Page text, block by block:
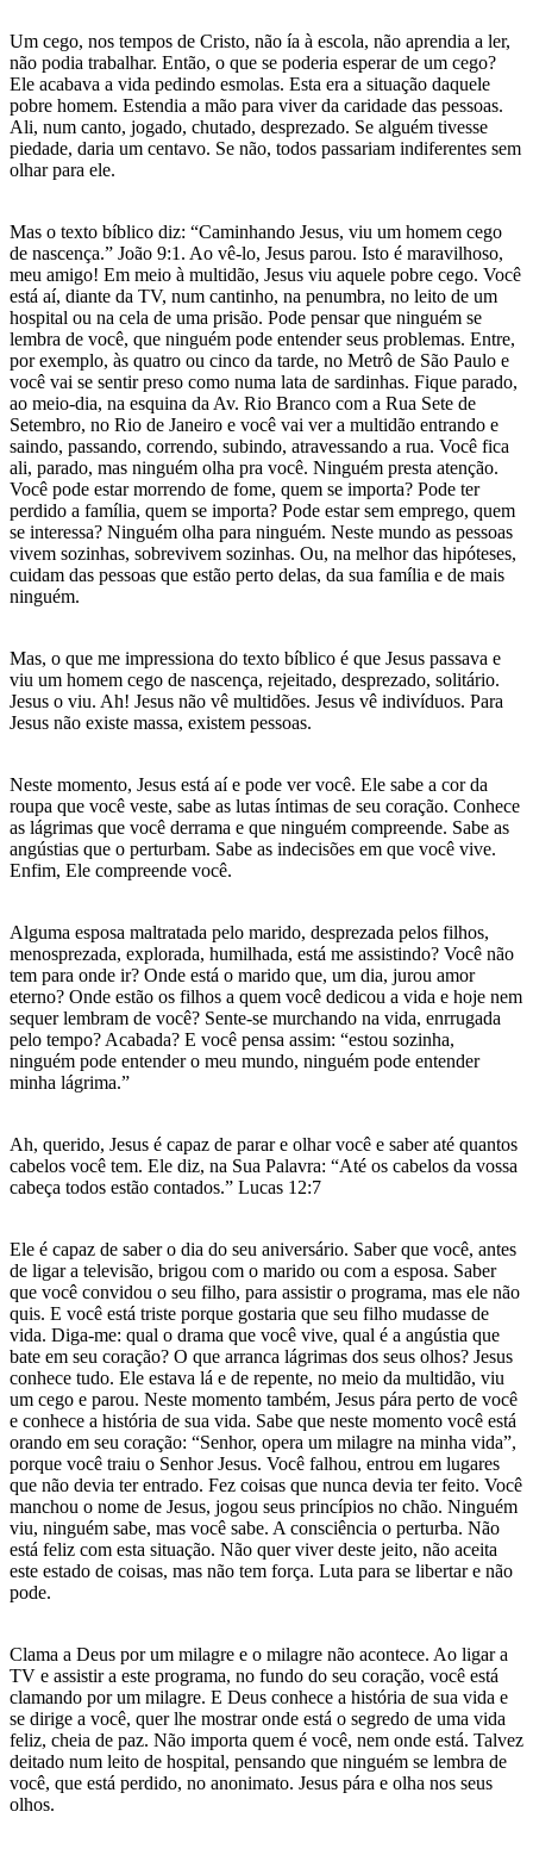
Um cego, nos tempos de Cristo, não ía à escola, não aprendia a ler,
não podia trabalhar. Então, o que se poderia esperar de um cego?
Ele acabava a vida pedindo esmolas. Esta era a situação daquele
pobre homem. Estendia a mão para viver da caridade das pessoas.
Ali, num canto, jogado, chutado, desprezado. Se alguém tivesse
piedade, daria um centavo. Se não, todos passariam indiferentes sem
olhar para ele.
Mas o texto bíblico diz: “Caminhando Jesus, viu um homem cego
de nascença.” João 9:1. Ao vê-lo, Jesus parou. Isto é maravilhoso,
meu amigo! Em meio à multidão, Jesus viu aquele pobre cego. Você
está aí, diante da TV, num cantinho, na penumbra, no leito de um
hospital ou na cela de uma prisão. Pode pensar que ninguém se
lembra de você, que ninguém pode entender seus problemas. Entre,
por exemplo, às quatro ou cinco da tarde, no Metrô de São Paulo e
você vai se sentir preso como numa lata de sardinhas. Fique parado,
ao meio-dia, na esquina da Av. Rio Branco com a Rua Sete de
Setembro, no Rio de Janeiro e você vai ver a multidão entrando e
saindo, passando, correndo, subindo, atravessando a rua. Você fica
ali, parado, mas ninguém olha pra você. Ninguém presta atenção.
Você pode estar morrendo de fome, quem se importa? Pode ter
perdido a família, quem se importa? Pode estar sem emprego, quem
se interessa? Ninguém olha para ninguém. Neste mundo as pessoas
vivem sozinhas, sobrevivem sozinhas. Ou, na melhor das hipóteses,
cuidam das pessoas que estão perto delas, da sua família e de mais
ninguém.
Mas, o que me impressiona do texto bíblico é que Jesus passava e
viu um homem cego de nascença, rejeitado, desprezado, solitário.
Jesus o viu. Ah! Jesus não vê multidões. Jesus vê indivíduos. Para
Jesus não existe massa, existem pessoas.
Neste momento, Jesus está aí e pode ver você. Ele sabe a cor da
roupa que você veste, sabe as lutas íntimas de seu coração. Conhece
as lágrimas que você derrama e que ninguém compreende. Sabe as
angústias que o perturbam. Sabe as indecisões em que você vive.
Enfim, Ele compreende você.
Alguma esposa maltratada pelo marido, desprezada pelos filhos,
menosprezada, explorada, humilhada, está me assistindo? Você não
tem para onde ir? Onde está o marido que, um dia, jurou amor
eterno? Onde estão os filhos a quem você dedicou a vida e hoje nem
sequer lembram de você? Sente-se murchando na vida, enrrugada
pelo tempo? Acabada? E você pensa assim: “estou sozinha,
ninguém pode entender o meu mundo, ninguém pode entender
minha lágrima.”
Ah, querido, Jesus é capaz de parar e olhar você e saber até quantos
cabelos você tem. Ele diz, na Sua Palavra: “Até os cabelos da vossa
cabeça todos estão contados.” Lucas 12:7
Ele é capaz de saber o dia do seu aniversário. Saber que você, antes
de ligar a televisão, brigou com o marido ou com a esposa. Saber
que você convidou o seu filho, para assistir o programa, mas ele não
quis. E você está triste porque gostaria que seu filho mudasse de
vida. Diga-me: qual o drama que você vive, qual é a angústia que
bate em seu coração? O que arranca lágrimas dos seus olhos? Jesus
conhece tudo. Ele estava lá e de repente, no meio da multidão, viu
um cego e parou. Neste momento também, Jesus pára perto de você
e conhece a história de sua vida. Sabe que neste momento você está
orando em seu coração: “Senhor, opera um milagre na minha vida”,
porque você traiu o Senhor Jesus. Você falhou, entrou em lugares
que não devia ter entrado. Fez coisas que nunca devia ter feito. Você
manchou o nome de Jesus, jogou seus princípios no chão. Ninguém
viu, ninguém sabe, mas você sabe. A consciência o perturba. Não
está feliz com esta situação. Não quer viver deste jeito, não aceita
este estado de coisas, mas não tem força. Luta para se libertar e não
pode.
Clama a Deus por um milagre e o milagre não acontece. Ao ligar a
TV e assistir a este programa, no fundo do seu coração, você está
clamando por um milagre. E Deus conhece a história de sua vida e
se dirige a você, quer lhe mostrar onde está o segredo de uma vida
feliz, cheia de paz. Não importa quem é você, nem onde está. Talvez
deitado num leito de hospital, pensando que ninguém se lembra de
você, que está perdido, no anonimato. Jesus pára e olha nos seus
olhos.